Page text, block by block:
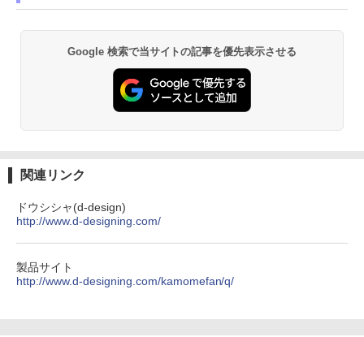
Google 検索で当サイトの記事を優先表示させる
関連リンク
ドウシシャ(d-design)
http://www.d-designing.com/
製品サイト
http://www.d-designing.com/kamomefan/q/